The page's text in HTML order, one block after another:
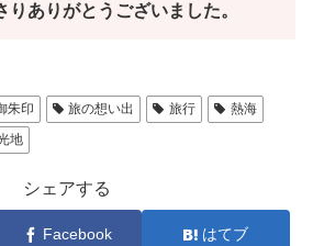
ありがとうございました。
朱印 旅の想い出 旅行
熱海
地
シェアする
Facebook はてブ